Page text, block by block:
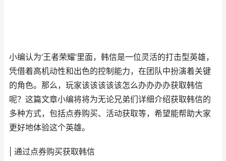
小编认为‘王者荣耀’里面，韩信是一位灵活的打击型英雄，
凭借着高机动性和出色的控制能力，在团队中扮演着关键
的角色。那么，玩家该该该该该怎么办办办办获取韩信
呢？这篇文章小编将将为无论兄弟们详细介绍获取韩信的
多种方式，包括点券购买、活动获取等，希望能帮助大家
更好地体验这个英雄。
| 通过点券购买获取韩信